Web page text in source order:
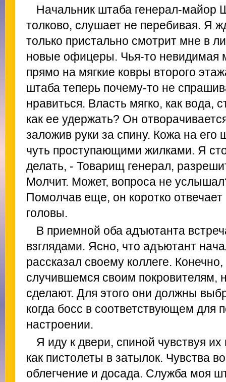
Начальник штаба генерал-майор
толково, слушает не перебивая. Я
только пристально смотрит мне в
новые офицеры. Чья-то невидимая
прямо на мягкие ковры второго
штаба теперь почему-то не
нравиться. Власть мягко, как вода,
как ее удержать? Он
заложив руки за спину. Кожа на его
чуть проступающими жилками. Я
делать, - Товарищ генерал,
Молчит. Может, вопроса не
Помолчав еще, он коротко
головы.
В приемной оба адъютанта
взглядами. Ясно, что адъютант
рассказал своему коллеге.
случившемся своим покровителям,
сделают. Для этого они должны
когда босс в соответствующем для
настроении.
Я иду к двери, спиной чувствуя
как пистолеты в затылок. Чувства
облегчение и досада. Служба моя